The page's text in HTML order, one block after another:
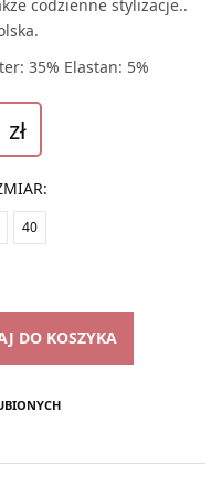
codzienne stylizacje..
35% Elastan: 5%
zł
:
40
DO KOSZYKA